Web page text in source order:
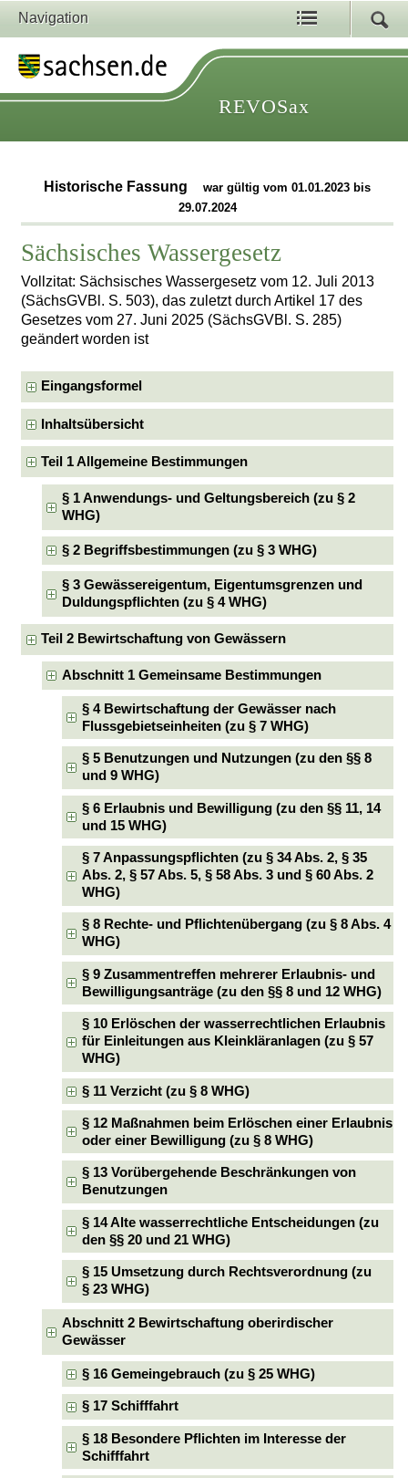
Navigation
REVOSax
Historische Fassung
war gültig vom 01.01.2023 bis
29.07.2024
Sächsisches Wassergesetz
Vollzitat: Sächsisches Wassergesetz vom 12. Juli 2013
(SächsGVBl. S. 503), das zuletzt durch Artikel 17 des
Gesetzes vom 27. Juni 2025 (SächsGVBl. S. 285)
geändert worden ist
Eingangsformel
Inhaltsübersicht
Teil 1 Allgemeine Bestimmungen
§ 1 Anwendungs- und Geltungsbereich (zu § 2
WHG)
§ 2 Begriffsbestimmungen (zu § 3 WHG)
§ 3 Gewässereigentum, Eigentumsgrenzen und
Duldungspflichten (zu § 4 WHG)
Teil 2 Bewirtschaftung von Gewässern
Abschnitt 1 Gemeinsame Bestimmungen
§ 4 Bewirtschaftung der Gewässer nach
Flussgebietseinheiten (zu § 7 WHG)
§ 5 Benutzungen und Nutzungen (zu den §§ 8
und 9 WHG)
§ 6 Erlaubnis und Bewilligung (zu den §§ 11, 14
und 15 WHG)
§ 7 Anpassungspflichten (zu § 34 Abs. 2, § 35
Abs. 2, § 57 Abs. 5, § 58 Abs. 3 und § 60 Abs. 2
WHG)
§ 8 Rechte- und Pflichtenübergang (zu § 8 Abs. 4
WHG)
§ 9 Zusammentreffen mehrerer Erlaubnis- und
Bewilligungsanträge (zu den §§ 8 und 12 WHG)
§ 10 Erlöschen der wasserrechtlichen Erlaubnis
für Einleitungen aus Kleinkläranlagen (zu § 57
WHG)
§ 11 Verzicht (zu § 8 WHG)
§ 12 Maßnahmen beim Erlöschen einer Erlaubnis
oder einer Bewilligung (zu § 8 WHG)
§ 13 Vorübergehende Beschränkungen von
Benutzungen
§ 14 Alte wasserrechtliche Entscheidungen (zu
den §§ 20 und 21 WHG)
§ 15 Umsetzung durch Rechtsverordnung (zu
§ 23 WHG)
Abschnitt 2 Bewirtschaftung oberirdischer
Gewässer
§ 16 Gemeingebrauch (zu § 25 WHG)
§ 17 Schifffahrt
§ 18 Besondere Pflichten im Interesse der
Schifffahrt